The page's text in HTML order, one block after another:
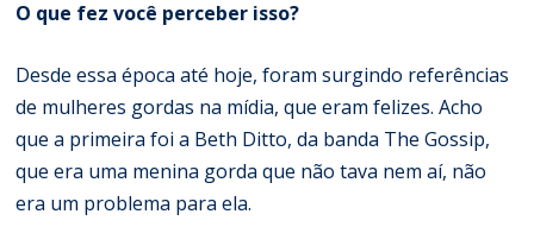
O que fez você perceber isso?
Desde essa época até hoje, foram surgindo referências
de mulheres gordas na mídia, que eram felizes. Acho
que a primeira foi a Beth Ditto, da banda The Gossip,
que era uma menina gorda que não tava nem aí, não
era um problema para ela.